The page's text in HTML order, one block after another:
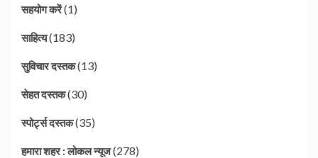
सहयोग करें(1)
साहित्य(183)
सुविचार दस्तक(13)
सेहत दस्तक(30)
स्पोर्ट्स दस्तक(35)
हमारा शहर : लोकल न्यूज(278)